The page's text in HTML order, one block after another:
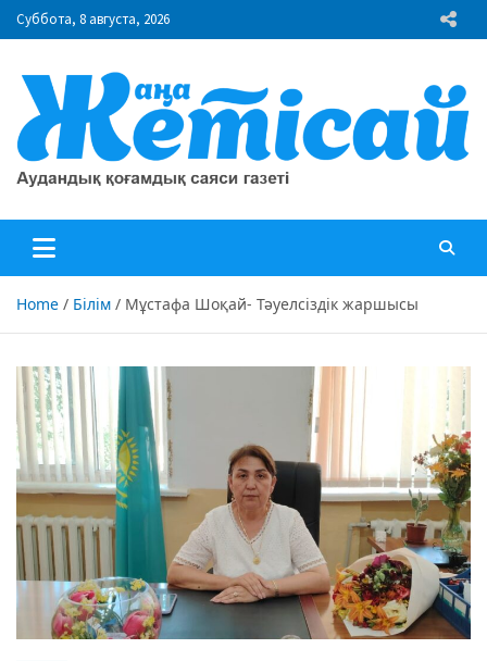
Skip
to
Суббота, 8 августа, 2026
"Жаңа Жетісай" газеті
Home Білім Мұстафа Шоқай- Тәуелсіздік жаршысы